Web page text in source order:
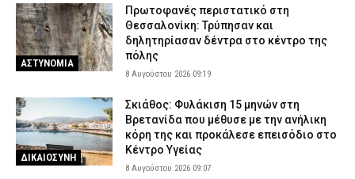
ΑΣΤΥΝΟΜΙΑ
Πρωτοφανές περιστατικό στη
Θεσσαλονίκη: Τρύπησαν και
δηλητηρίασαν δέντρα στο κέντρο της
πόλης
8 Αυγούστου 2026 09:19
ΔΙΚΑΙΟΣΥΝΗ
Σκιάθος: Φυλάκιση 15 μηνών στη
Βρετανίδα που μέθυσε με την ανήλικη
κόρη της και προκάλεσε επεισόδιο στο
Κέντρο Υγείας
8 Αυγούστου 2026 09:07